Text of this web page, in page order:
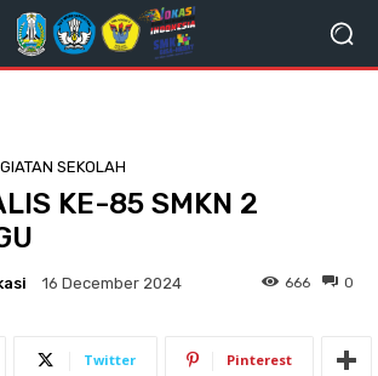
SEKOLAH
KE-85 SMKN 2
16 December 2024 0
666
Twitter Pinterest